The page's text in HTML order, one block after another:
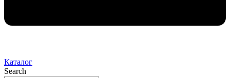
Каталог
Search